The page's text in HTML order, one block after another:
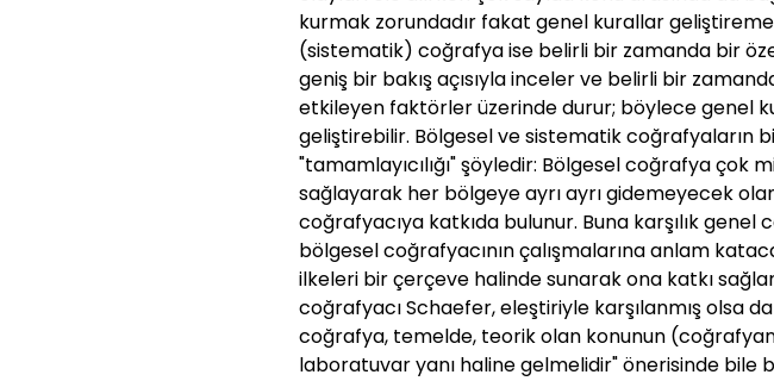
kurmak zorundadır fakat genel kurallar
(sistematik) coğrafya ise belirli bir zamanda bir
geniş bir bakış açısıyla inceler ve belirli bir
etkileyen faktörler üzerinde durur; böylece genel
geliştirebilir. Bölgesel ve sistematik coğrafyaların
"tamamlayıcılığı" şöyledir: Bölgesel coğrafya çok
sağlayarak her bölgeye ayrı ayrı gidemeyecek
coğrafyacıya katkıda bulunur. Buna karşılık genel
bölgesel coğrafyacının çalışmalarına anlam
ilkeleri bir çerçeve halinde sunarak ona katkı
coğrafyacı Schaefer, eleştiriyle karşılanmış olsa
coğrafya, temelde, teorik olan konunun
laboratuvar yanı haline gelmelidir" önerisinde bile